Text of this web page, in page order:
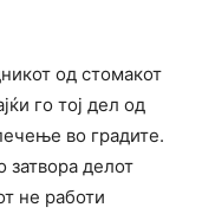
од стомакот
го тој дел од
во градите.
затвора делот
не работи